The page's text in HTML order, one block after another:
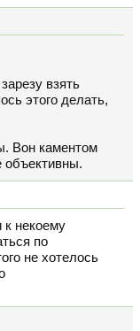
взять
этого делать,
Вон каментом
некоему
по
не хотелось